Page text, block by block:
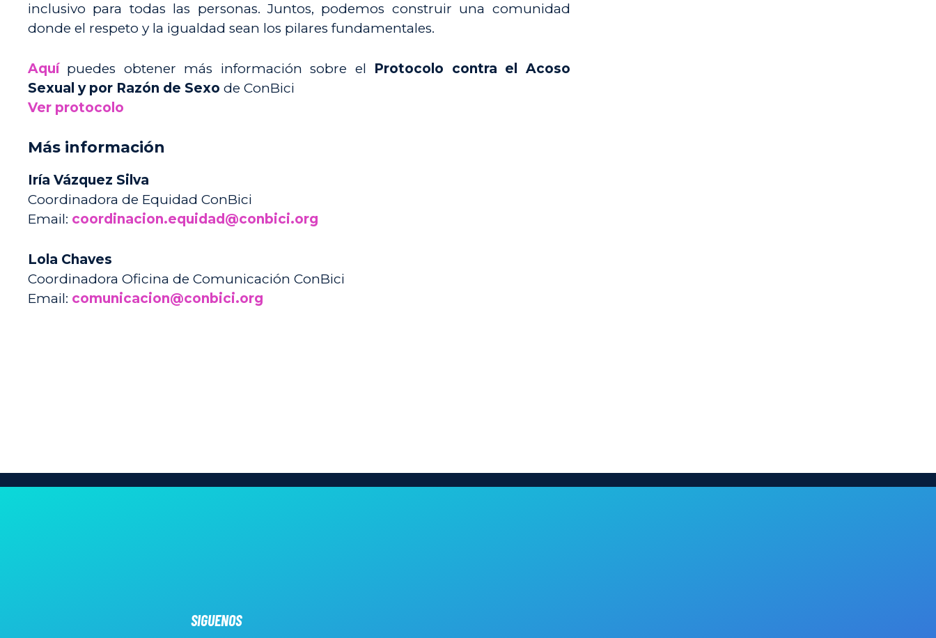
inclusivo para todas las personas. Juntos, podemos construir una comunidad
donde el respeto y la igualdad sean los pilares fundamentales.
Aquípuedes obtener más información sobre el Protocolo contra el Acoso
Sexual y por Razón de Sexo de ConBici
Ver protocolo
Más información
Iría Vázquez Silva
Coordinadora de Equidad ConBici
Email: coordinacion.equidad@conbici.org
Lola Chaves
Coordinadora Oficina de Comunicación ConBici
Email: comunicacion@conbici.org
SIGUENOS